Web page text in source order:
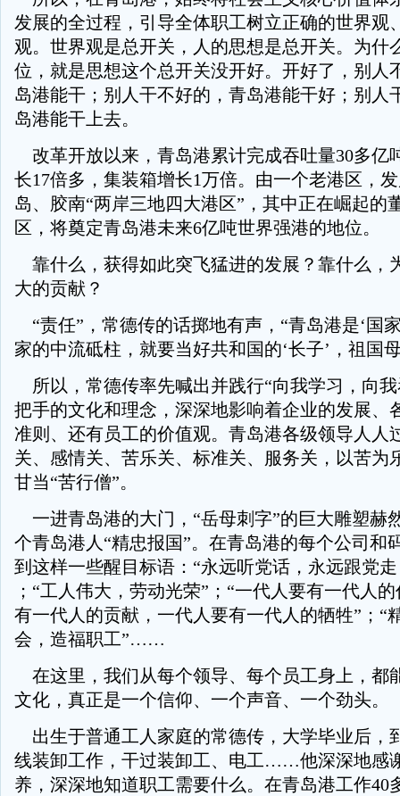
发展的全过程，引导全体职工树立正确的世界观
观。世界观是总开关，人的思想是总开关。为什
位，就是思想这个总开关没开好。开好了，别人
岛港能干；别人干不好的，青岛港能干好；别人
岛港能干上去。
改革开放以来，青岛港累计完成吞吐量30多亿
长17倍多，集装箱增长1万倍。由一个老港区，
岛、胶南“两岸三地四大港区”，其中正在崛起的
区，将奠定青岛港未来6亿吨世界强港的地位。
靠什么，获得如此突飞猛进的发展？靠什么，
大的贡献？
“责任”，常德传的话掷地有声，“青岛港是‘国
家的中流砥柱，就要当好共和国的‘长子’，祖国
所以，常德传率先喊出并践行“向我学习，向
把手的文化和理念，深深地影响着企业的发展、
准则、还有员工的价值观。青岛港各级领导人人
关、感情关、苦乐关、标准关、服务关，以苦为
甘当“苦行僧”。
一进青岛港的大门，“岳母刺字”的巨大雕塑赫
个青岛港人“精忠报国”。在青岛港的每个公司和
到这样一些醒目标语：“永远听党话，永远跟党
；“工人伟大，劳动光荣”；“一代人要有一代人
有一代人的贡献，一代人要有一代人的牺牲”；“
会，造福职工”……
在这里，我们从每个领导、每个员工身上，都
文化，真正是一个信仰、一个声音、一个劲头。
出生于普通工人家庭的常德传，大学毕业后，
线装卸工作，干过装卸工、电工……他深深地感
养，深深地知道职工需要什么。在青岛港工作40